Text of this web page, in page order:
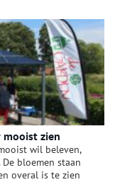
mooist zien
wil beleven,
bloemen staan
overal is te zien